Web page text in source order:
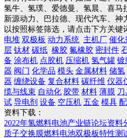
氢牛、氢璞、爱德曼、氢晨、喜马
新源动力、巴拉德、现代汽车、神
以按照标签筛选，请点击下方关键
电堆 双极板 动力系统 主机厂 催化
层 钛材 碳纸 橡胶 氟橡胶 密封件
备 涂布机 点胶机 压缩机 氢气罐 镀
器 阀门 化学品 模头 金属材料 储氢
器 缠绕设备 复合材料 碳纤维 仪器
缆与线束 自动化 胶带 材料 薄膜 刀
试 导电剂 设备 空压机 五金 模具
资料下载：
2022年氢燃料电池产业链论坛资料
质子交换膜燃料电池双极板特性测